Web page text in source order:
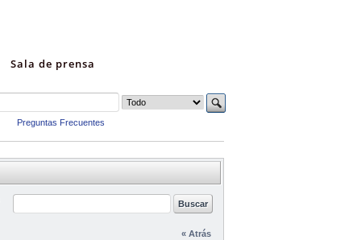
Sala de prensa
Preguntas Frecuentes
« Atrás